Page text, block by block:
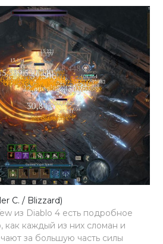
C. / Blizzard)
из Diablo 4 есть подробное
как каждый из них сломан и
за большую часть силы